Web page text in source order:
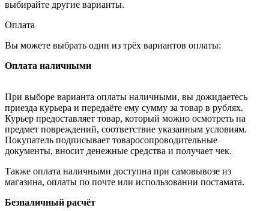
выбирайте другие варианты.
Оплата
Вы можете выбрать один из трёх вариантов оплаты:
Оплата наличными
При выборе варианта оплаты наличными, вы дожидаетесь
приезда курьера и передаёте ему сумму за товар в рублях.
Курьер предоставляет товар, который можно осмотреть на
предмет повреждений, соответствие указанным условиям.
Покупатель подписывает товаросопроводительные
документы, вносит денежные средства и получает чек.
Также оплата наличными доступна при самовывозе из
магазина, оплаты по почте или использовании постамата.
Безналичный расчёт